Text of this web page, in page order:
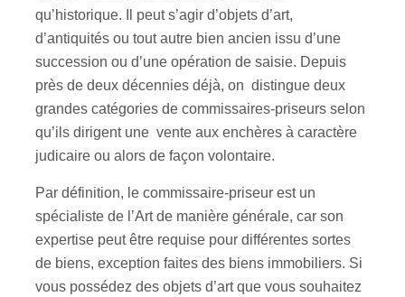
qu’historique. Il peut s’agir d’objets d’art,
d’antiquités ou tout autre bien ancien issu d’une
succession ou d’une opération de saisie. Depuis
près de deux décennies déjà, on distingue deux
grandes catégories de commissaires-priseurs selon
qu’ils dirigent une vente aux enchères à caractère
judicaire ou alors de façon volontaire.
Par définition, le commissaire-priseur est un
spécialiste de l’Art de manière générale, car son
expertise peut être requise pour différentes sortes
de biens, exception faites des biens immobiliers. Si
vous possédez des objets d’art que vous souhaitez